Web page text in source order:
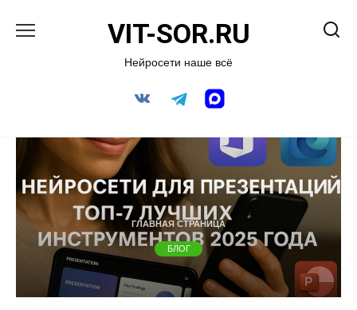
VIT-SOR.RU
Нейросети наше всё
ГЛАВНАЯ СТРАНИЦА
БЛОГ